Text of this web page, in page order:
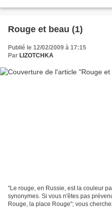
Rouge et beau (1)
Publié le 12/02/2009 à 17:15
Par LIZOTCHKA
"Le rouge, en Russie, est la couleur
synonymes. Si vous n'êtes pas
Rouge, la place Rouge"; vous